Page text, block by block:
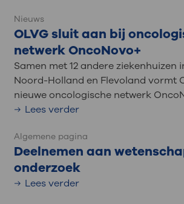
Nieuws
OLVG sluit aan bij
netwerk OncoNovo+
Samen met 12 andere ziekenhuizen
Noord-Holland en Flevoland vormt
nieuwe oncologische netwerk
Lees verder
Algemene pagina
Deelnemen aan
onderzoek
Lees verder